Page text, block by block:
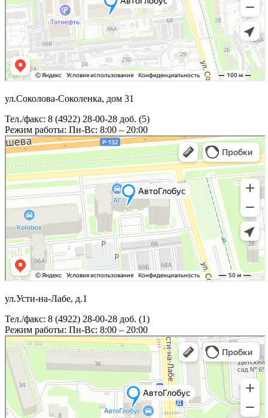
ул.Соколова-Соколенка, дом 31
Тел./факс: 8 (4922) 28-00-28 доб. (5)
Режим работы: Пн-Вс: 8:00 – 20:00
ул.Усти-на-Лабе, д.1
Тел./факс: 8 (4922) 28-00-28 доб. (1)
Режим работы: Пн-Вс: 8:00 – 20:00